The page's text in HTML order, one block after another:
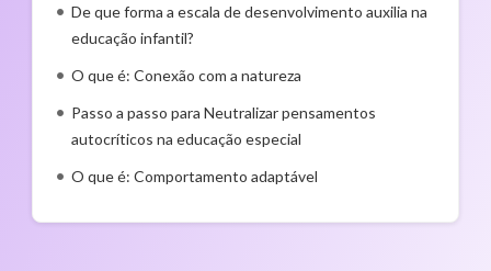
De que forma a escala de desenvolvimento auxilia na
educação infantil?
O que é: Conexão com a natureza
Passo a passo para Neutralizar pensamentos
autocríticos na educação especial
O que é: Comportamento adaptável